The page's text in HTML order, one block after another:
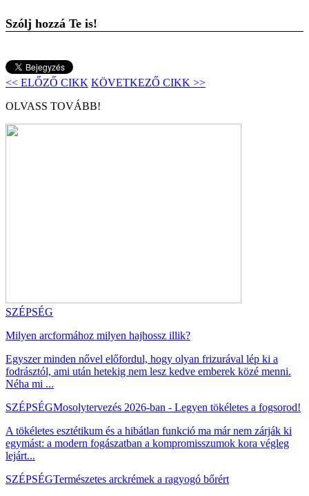
Szólj hozzá Te is!
<< ELŐZŐ CIKK KÖVETKEZŐ CIKK >>
OLVASS TOVÁBB!
SZÉPSÉG
Milyen arcformához milyen hajhossz illik?
Egyszer minden nővel előfordul, hogy olyan frizurával lép ki a
fodrásztól, ami után hetekig nem lesz kedve emberek közé menni.
Néha mi ...
SZÉPSÉGMosolytervezés 2026-ban - Legyen tökéletes a fogsorod!
A tökéletes esztétikum és a hibátlan funkció ma már nem zárják ki
egymást: a modern fogászatban a kompromisszumok kora végleg
lejárt...
SZÉPSÉGTermészetes arckrémek a ragyogó bőrért